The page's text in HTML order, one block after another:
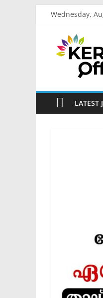
Wednesday,
Start
something
LATEST